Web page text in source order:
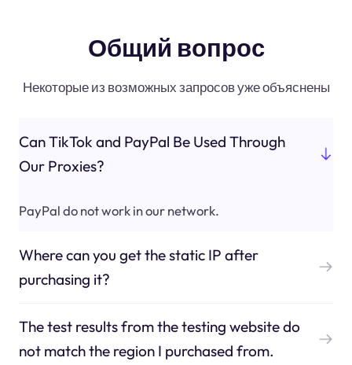
Общий вопрос
Некоторые из возможных запросов уже объяснены
Can TikTok and PayPal Be Used Through
Our Proxies?
PayPal do not work in our network.
Where can you get the static IP after
purchasing it?
The test results from the testing website do
not match the region I purchased from.